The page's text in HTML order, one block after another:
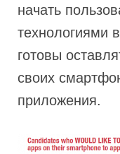
начать
технологиями
готовы
своих
приложения.